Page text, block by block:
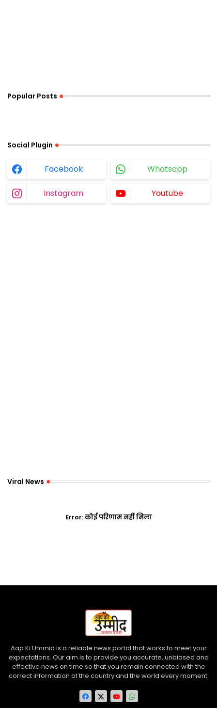
Popular Posts
Social Plugin
Facebook Whatsapp
Instagram Youtube
Viral News
Error:कोई परिणाम नहीं मिला
Aap Ki Ummid is a reliable news portal that works to meet your
expectations. Our aim is to provide you accurate, unbiased and
effective news on time so that you remain connected with the
correct information of the country and the world every moment.